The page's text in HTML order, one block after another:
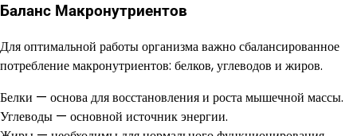
Баланс Макронутриентов
Для оптимальной работы организма важно сбалансированное
потребление макронутриентов: белков, углеводов и жиров.
Белки — основа для восстановления и роста мышечной массы.
Углеводы — основной источник энергии.